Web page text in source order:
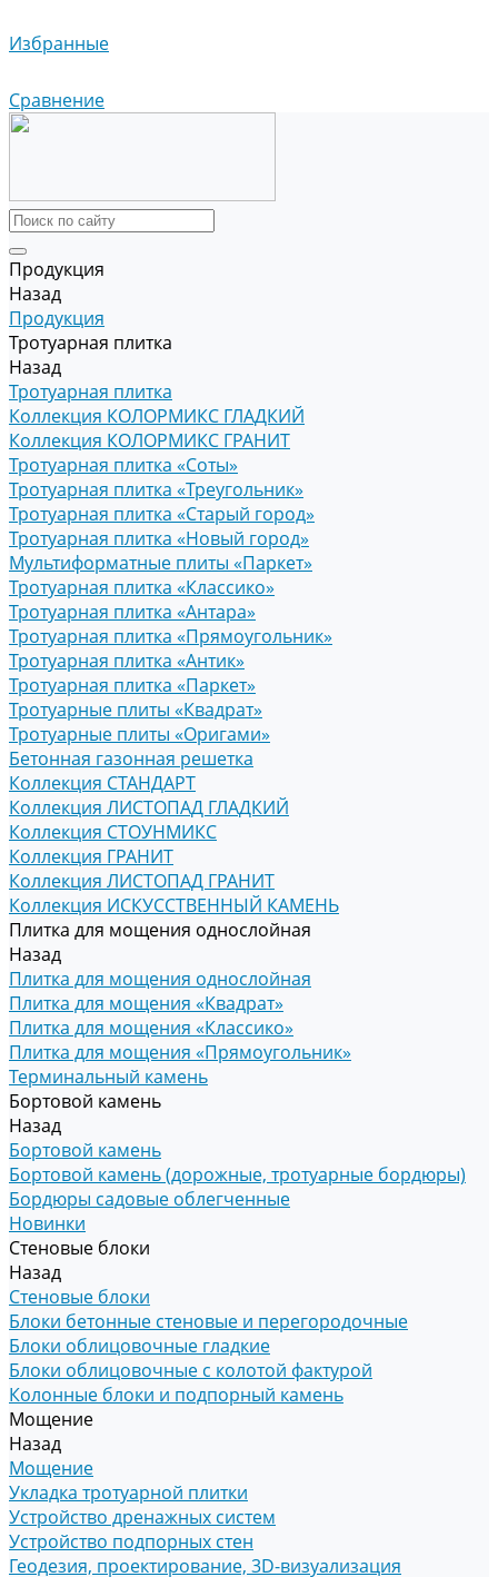
Избранные
Сравнение
Продукция
Назад
Продукция
Тротуарная плитка
Назад
Тротуарная плитка
Коллекция КОЛОРМИКС ГЛАДКИЙ
Коллекция КОЛОРМИКС ГРАНИТ
Тротуарная плитка «Соты»
Тротуарная плитка «Треугольник»
Тротуарная плитка «Старый город»
Тротуарная плитка «Новый город»
Мультиформатные плиты «Паркет»
Тротуарная плитка «Классико»
Тротуарная плитка «Антара»
Тротуарная плитка «Прямоугольник»
Тротуарная плитка «Антик»
Тротуарная плитка «Паркет»
Тротуарные плиты «Квадрат»
Тротуарные плиты «Оригами»
Бетонная газонная решетка
Коллекция СТАНДАРТ
Коллекция ЛИСТОПАД ГЛАДКИЙ
Коллекция СТОУНМИКС
Коллекция ГРАНИТ
Коллекция ЛИСТОПАД ГРАНИТ
Коллекция ИСКУССТВЕННЫЙ КАМЕНЬ
Плитка для мощения однослойная
Назад
Плитка для мощения однослойная
Плитка для мощения «Квадрат»
Плитка для мощения «Классико»
Плитка для мощения «Прямоугольник»
Терминальный камень
Бортовой камень
Назад
Бортовой камень
Бортовой камень (дорожные, тротуарные бордюры)
Бордюры садовые облегченные
Новинки
Стеновые блоки
Назад
Стеновые блоки
Блоки бетонные стеновые и перегородочные
Блоки облицовочные гладкие
Блоки облицовочные с колотой фактурой
Колонные блоки и подпорный камень
Мощение
Назад
Мощение
Укладка тротуарной плитки
Устройство дренажных систем
Устройство подпорных стен
Геодезия, проектирование, 3D-визуализация